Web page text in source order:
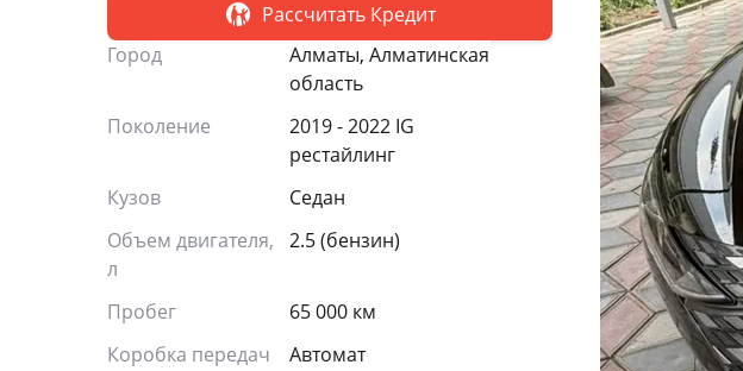
Рассчитать Кредит
Город
Алматы, Алматинская
область
Поколение
2019 - 2022 IG
рестайлинг
Кузов
Седан
Объем двигателя,
л
2.5 (бензин)
Пробег
65 000 км
Коробка передач
Автомат